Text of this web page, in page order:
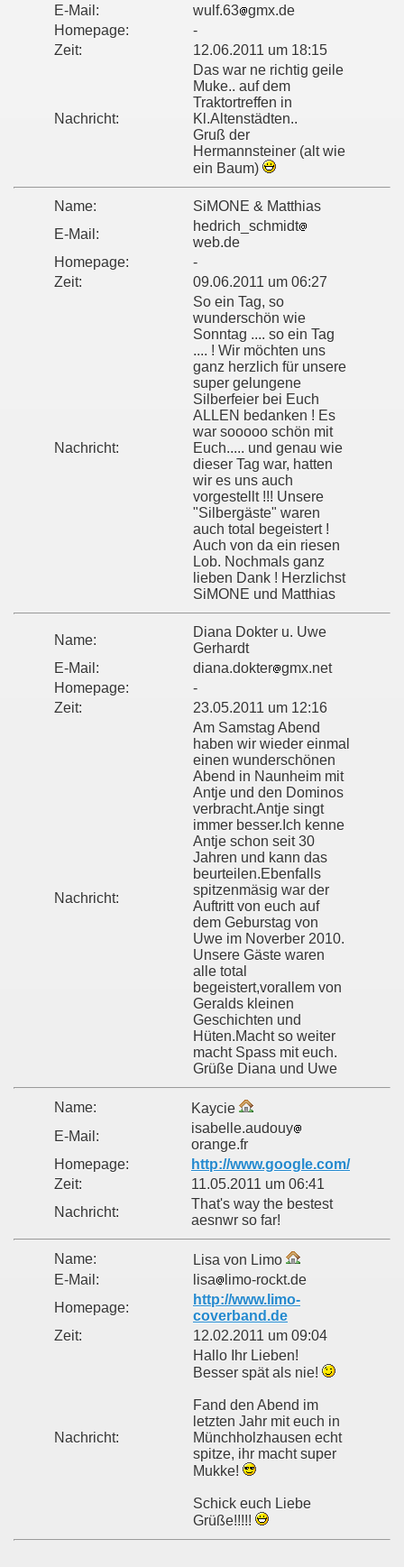
E-Mail:
wulf.63 gmx.de
Homepage:
-
Zeit:
12.06.2011 um 18:15
Nachricht:
Das war ne richtig geile
Muke.. auf dem
Traktortreffen in
Kl.Altenstädten..
Gruß der
Hermannsteiner (alt wie
ein Baum)
Name:
SiMONE & Matthias
E-Mail:
hedrich_schmidt
web.de
Homepage:
-
Zeit:
09.06.2011 um 06:27
Nachricht:
So ein Tag, so
wunderschön wie
Sonntag .... so ein Tag
.... ! Wir möchten uns
ganz herzlich für unsere
super gelungene
Silberfeier bei Euch
ALLEN bedanken ! Es
war sooooo schön mit
Euch..... und genau wie
dieser Tag war, hatten
wir es uns auch
vorgestellt !!! Unsere
"Silbergäste" waren
auch total begeistert !
Auch von da ein riesen
Lob. Nochmals ganz
lieben Dank ! Herzlichst
SiMONE und Matthias
Name:
Diana Dokter u. Uwe
Gerhardt
E-Mail:
diana.dokter gmx.net
Homepage:
-
Zeit:
23.05.2011 um 12:16
Nachricht:
Am Samstag Abend
haben wir wieder einmal
einen wunderschönen
Abend in Naunheim mit
Antje und den Dominos
verbracht.Antje singt
immer besser.Ich kenne
Antje schon seit 30
Jahren und kann das
beurteilen.Ebenfalls
spitzenmäsig war der
Auftritt von euch auf
dem Geburstag von
Uwe im Noverber 2010.
Unsere Gäste waren
alle total
begeistert,vorallem von
Geralds kleinen
Geschichten und
Hüten.Macht so weiter
macht Spass mit euch.
Grüße Diana und Uwe
Name:
Kaycie
E-Mail:
isabelle.audouy
orange.fr
Homepage:
http://www.google.com/
Zeit:
11.05.2011 um 06:41
Nachricht:
That's way the bestest
aesnwr so far!
Name:
Lisa von Limo
E-Mail:
lisa
limo-rockt.de
Homepage:
http://www.limo-
coverband.de
Zeit:
12.02.2011 um 09:04
Nachricht:
Hallo Ihr Lieben!
Besser spät als nie!
Fand den Abend im
letzten Jahr mit euch in
Münchholzhausen echt
spitze, ihr macht super
Mukke!
Schick euch Liebe
Grüße!!!!!